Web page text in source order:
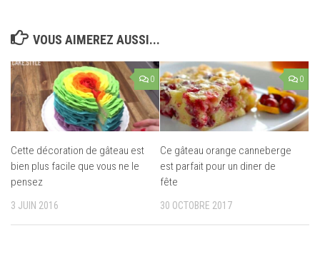
VOUS AIMEREZ AUSSI...
0
Cette décoration de gâteau est
bien plus facile que vous ne le
pensez
3 JUIN 2016
0
Ce gâteau orange canneberge
est parfait pour un diner de
fête
30 OCTOBRE 2017